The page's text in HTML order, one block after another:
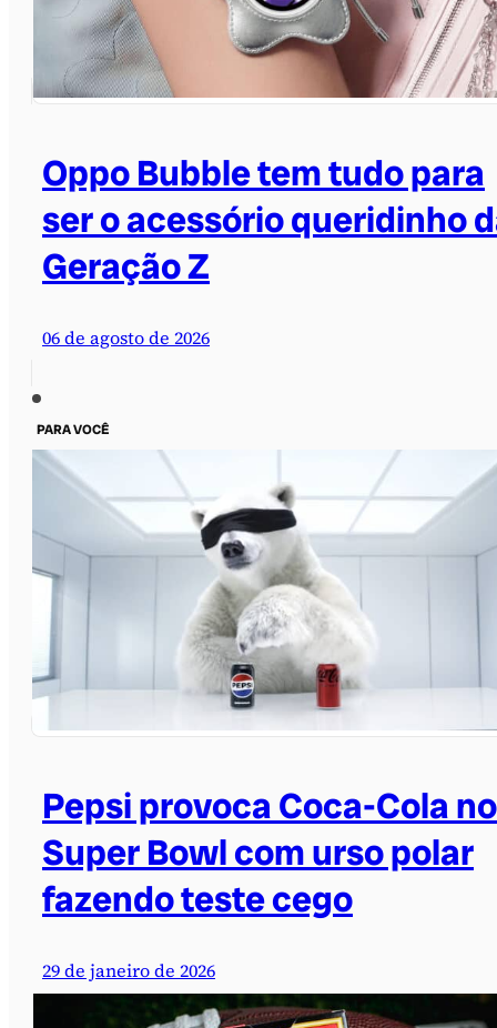
Oppo Bubble tem tudo para
ser o acessório queridinho
Geração Z
06 de agosto de 2026
PARA VOCÊ
Pepsi provoca Coca-Cola no
Super Bowl com urso polar
fazendo teste cego
29 de janeiro de 2026